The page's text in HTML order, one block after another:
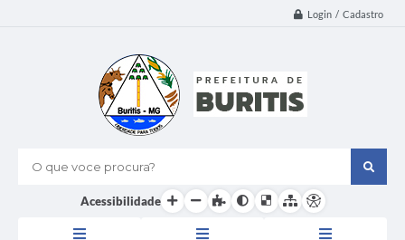
Login / Cadastro
O que voce procura?
Acessibilidade